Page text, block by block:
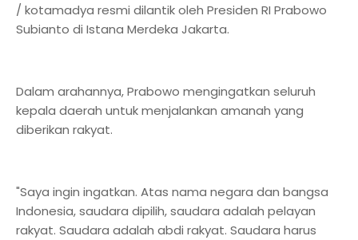
/ kotamadya resmi dilantik oleh Presiden RI Prabowo
Subianto di Istana Merdeka Jakarta.
Dalam arahannya, Prabowo mengingatkan seluruh
kepala daerah untuk menjalankan amanah yang
diberikan rakyat.
"Saya ingin ingatkan. Atas nama negara dan bangsa
Indonesia, saudara dipilih, saudara adalah pelayan
rakyat. Saudara adalah abdi rakyat. Saudara harus